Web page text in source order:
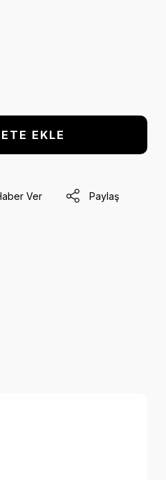
EKLE
Ver Paylaş